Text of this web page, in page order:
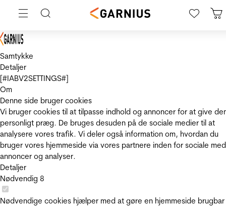
Samtykke
Detaljer
[#IABV2SETTINGS#]
Om
Denne side bruger cookies
Vi bruger cookies til at tilpasse indhold og annoncer for at give
personligt præg. De bruges desuden på de sociale medier til at
analysere vores trafik. Vi deler også information om, hvordan du
bruger vores hjemmeside via vores partnere inden for sociale
annoncer og analyser.
Detaljer
Nødvendig 8
Nødvendige cookies hjælper med at gøre en hjemmeside